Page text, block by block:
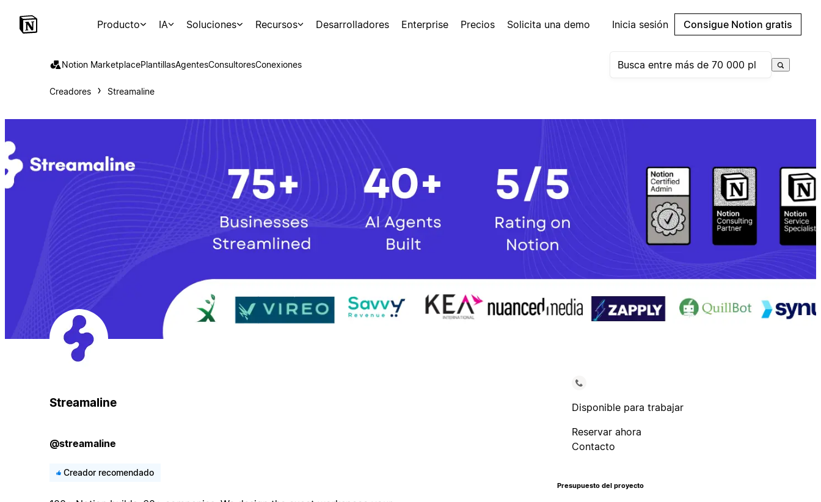
Producto IA Soluciones Recursos Desarrolladores Enterprise Precios Solicita una demo Inicia sesión Consigue Notion gratis
Notion MarketplacePlantillasAgentesConsultoresConexiones
Creadores Streamaline
Streamaline
@streamaline
Creador recomendado
Disponible para trabajar
Reservar ahora
Contacto
Presupuesto del proyecto